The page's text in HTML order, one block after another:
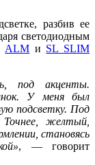
разбив ее
светодиодным
ALM и SL SLIM
под акценты.
У меня был
подсветку. Под
Точнее, желтый,
становясь
, — говорит